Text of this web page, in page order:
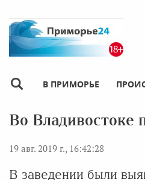
В ПРИМОРЬЕ
Во Владивостоке
19 авг. 2019 г., 16:42:28
В заведении были